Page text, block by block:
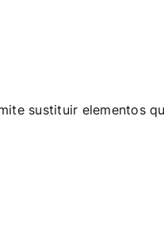
sustituir elementos